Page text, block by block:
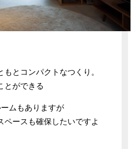
もとコンパクトなつくり。
とができる
ムもありますが
ペースも確保したいですよ